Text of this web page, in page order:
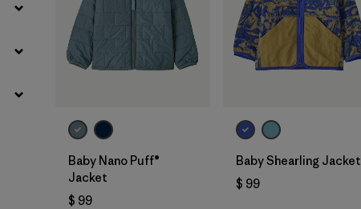
Baby Nano Puff®
Jacket
$ 99
Baby Shearling Jacket
$ 99